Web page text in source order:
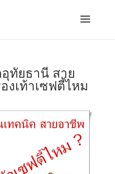
ทัยธานี สาย
งเท้าเซฟตี้ไหม